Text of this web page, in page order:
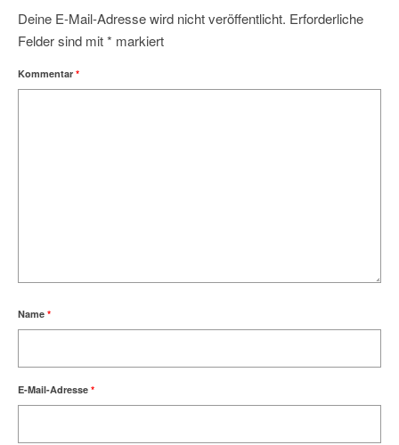
Deine E-Mail-Adresse wird nicht veröffentlicht. Erforderliche
Felder sind mit* markiert
Kommentar *
Name *
E-Mail-Adresse *